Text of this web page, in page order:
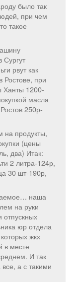
было так
при чем
такое
Сургут
рвут как
Ростове, при
Ханты 1200-
масла
250р-
на продукты,
(цены
два) Итак:
2 литра-124р,
30 шт-190р,
наша
на руки
юр отдела
жкх
в месте
И так
а с такими